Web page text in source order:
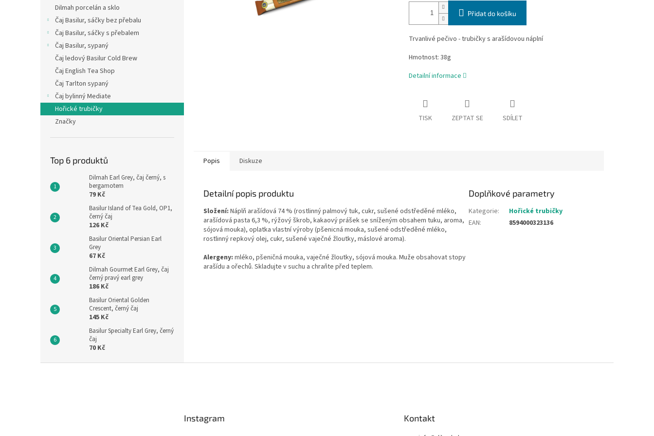
Dilmah porcelán a sklo
Čaj Basilur, sáčky bez přebalu
Čaj Basilur, sáčky s přebalem
Čaj Basilur, sypaný
Čaj ledový Basilur Cold Brew
Čaj English Tea Shop
Čaj Tarlton sypaný
Čaj bylinný Mediate
Hořické trubičky
Značky
Top 6 produktů
Dilmah Earl Grey, čaj černý, s
bergamotem
79 Kč
Basilur Island of Tea Gold, OP1,
černý čaj
126 Kč
Basilur Oriental Persian Earl
Grey
67 Kč
Dilmah Gourmet Earl Grey, čaj
černý pravý earl grey
186 Kč
Basilur Oriental Golden
Crescent, černý čaj
145 Kč
Basilur Specialty Earl Grey, černý
čaj
70 Kč
Přidat do košíku
Trvanlivé pečivo - trubičky s arašídovou náplní
Hmotnost: 38g
Detailní informace
TISK ZEPTAT SE SDÍLET
Popis Diskuze
Detailní popis produktu
Složení: Náplň arašídová 74 % (rostlinný palmový tuk, cukr, sušené odstředěné mléko,
arašídová pasta 6,3 %, rýžový škrob, kakaový prášek se sníženým obsahem tuku, aroma,
sójová mouka), oplatka vlastní výroby (pšenicná mouka, sušené odstředěné mléko,
rostlinný repkový olej, cukr, sušené vaječné žloutky, máslové aroma).
Alergeny: mléko, pšeničná mouka, vaječné žloutky, sójová mouka. Muže obsahovat stopy
arašídu a ořechů. Skladujte v suchu a chraňte před teplem.
Doplňkové parametry
Kategorie:
Hořické trubičky
EAN: 8594000323136
Instagram Kontakt